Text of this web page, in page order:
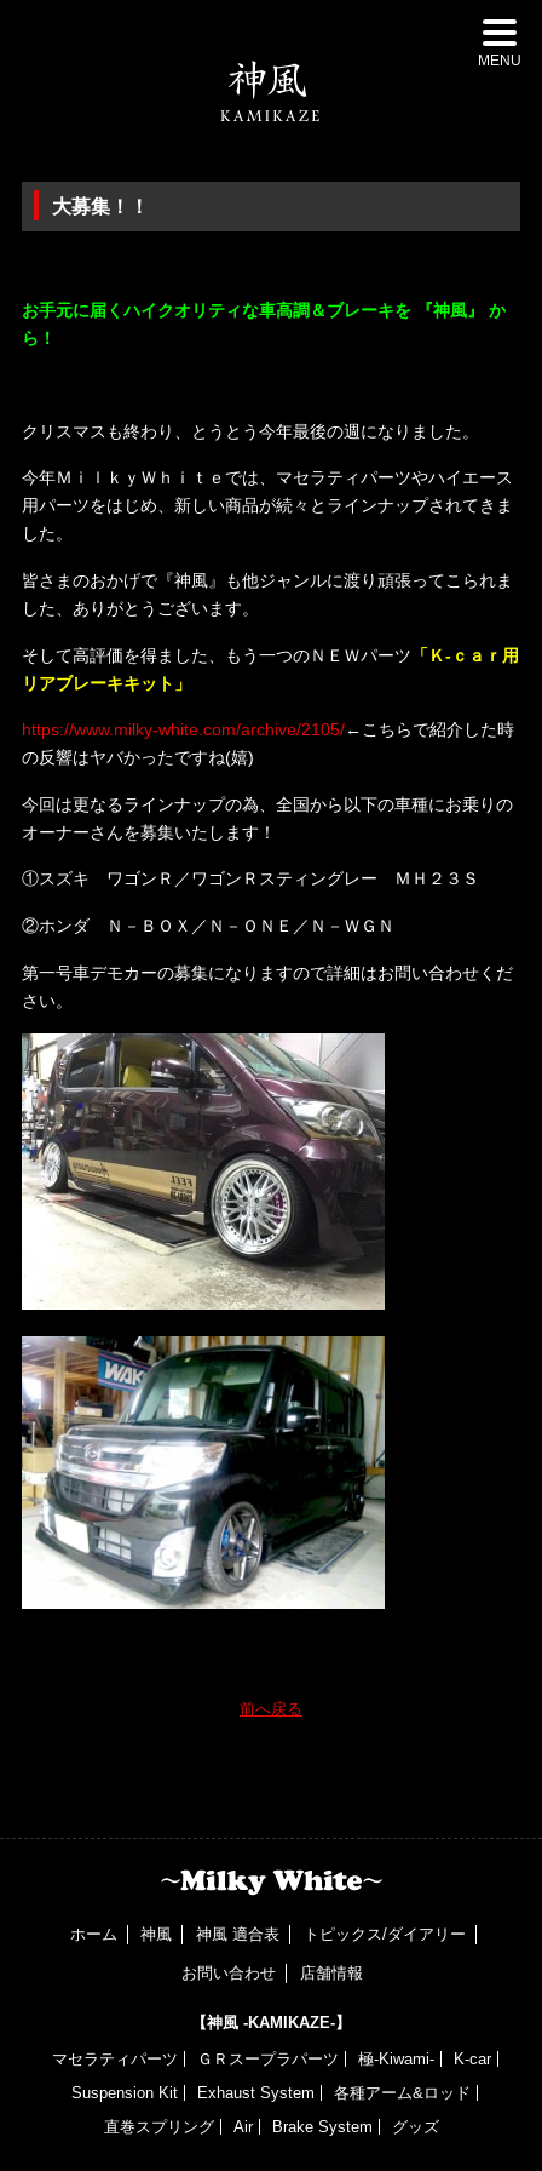
MENU
大募集！！
お手元に届くハイクオリティな車高調＆ブレーキを 『神風』 か
ら！
クリスマスも終わり、とうとう今年最後の週になりました。
今年ＭｉｌｋｙＷｈｉｔｅでは、マセラティパーツやハイエース
用パーツをはじめ、新しい商品が続々とラインナップされてきま
した。
皆さまのおかげで『神風』も他ジャンルに渡り頑張ってこられま
した、ありがとうございます。
そして高評価を得ました、もう一つのＮＥＷパーツ 「Ｋ‐ｃａｒ用
リアブレーキキット」
https://www.milky-white.com/archive/2105/←こちらで紹介した時
の反響はヤバかったですね(嬉)
今回は更なるラインナップの為、全国から以下の車種にお乗りの
オーナーさんを募集いたします！
①スズキ ワゴンＲ／ワゴンＲスティングレー ＭＨ２３Ｓ
②ホンダ Ｎ－ＢＯＸ／Ｎ－ＯＮＥ／Ｎ－ＷＧＮ
第一号車デモカーの募集になりますので詳細はお問い合わせくだ
さい。
前へ戻る
ホーム 神風 神風 適合表 トピックス/ダイアリー
お問い合わせ 店舗情報
【神風 -KAMIKAZE-】
マセラティパーツ
ＧＲスープラパーツ 極-Kiwami-
K-car
Suspension Kit
Exhaust System
各種アーム&ロッド
直巻スプリング
Air Brake System グッズ